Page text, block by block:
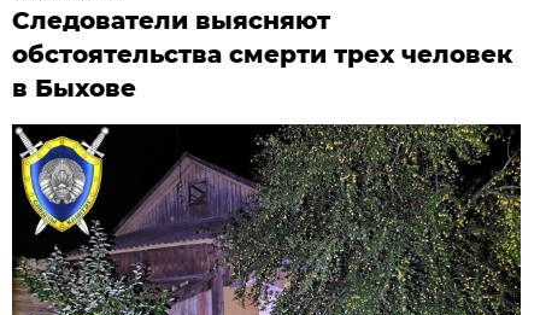
Следователи выясняют
обстоятельства смерти трех человек
в Быхове